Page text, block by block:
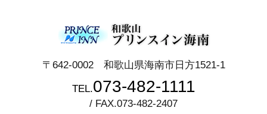
〒642-0002 和歌山県海南市日方1521-1
TEL.073-482-1111
/ FAX.073-482-2407